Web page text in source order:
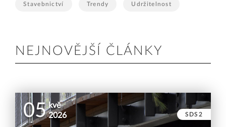
Stavebnictví Trendy Udržitelnost
NEJNOVĚJŠÍ ČLÁNKY
05 kvě
2026
SDS2